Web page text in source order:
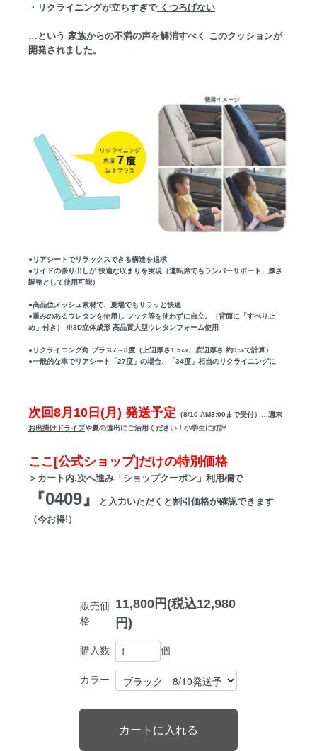
・リクライニングが立ちすぎでくつろげない
…という 家族からの不満の声を解消すべく このクッションが
開発されました。
●リアシートでリラックスできる構造を追求
●サイドの張り出しが 快適な収まりを実現（運転席でもランバーサポート、厚さ
調整として使用可能）
●高品位メッシュ素材で、夏場でもサラッと快適
●重みのあるウレタンを使用し フック等を使わずに自立。（背面に「すべり止
め」付き） ※3D立体成形 高品質大型ウレタンフォーム使用
●リクライニング角 プラス7～8度（上辺厚さ1.5㎝、底辺厚さ 約9㎝で計算）
●一般的な車でリアシート「27度」の場合、「34度」相当のリクライニングに
次回8月10日(月) 発送予定 （8/10 AM8:00まで受付）…週末
お出掛けドライブや夏の遠出にご活用ください！小学生に好評
ここ[公式ショップ]だけの特別価格
＞カート内.次へ進み「ショップクーポン」利用欄で
『0409』
と入力いただくと割引価格が確認できます
（今お得!）
販売価
格
11,800円(税込12,980
円)
購入数 個
カラー